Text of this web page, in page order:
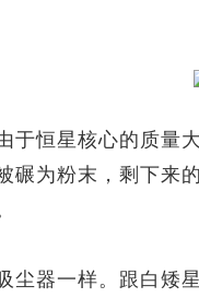
恒星核心的质量大
碾为粉末，剩下来
器一样。跟白矮星